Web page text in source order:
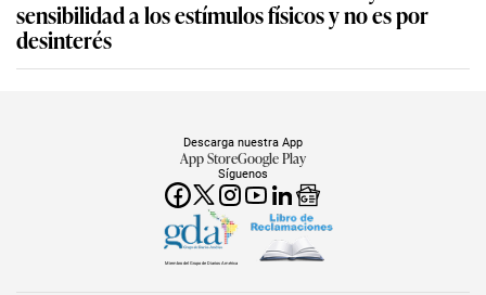
sensibilidad a los estímulos físicos y no es por
desinterés
Síguenos
Descarga nuestra App
App StoreGoogle Play
Miembro del Grupo de Diarios América